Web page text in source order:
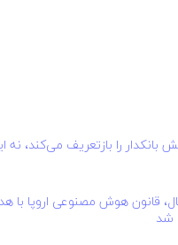
را بازتعریف می‌کند، نه
بعد از ۲ سال، قانون هوش مصنوعی
شد